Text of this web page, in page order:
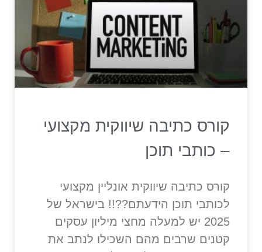
קורס כתיבה שיווקית מקצועי
– כותבי תוכן
קורס כתיבה שיווקית אונליין מקצועי
לכותבי תוכן הידעתם??!! בישראל של
2025 יש למעלה מחצי מיליון עסקים
קטנים שרבים מהם השכילו לנתב את